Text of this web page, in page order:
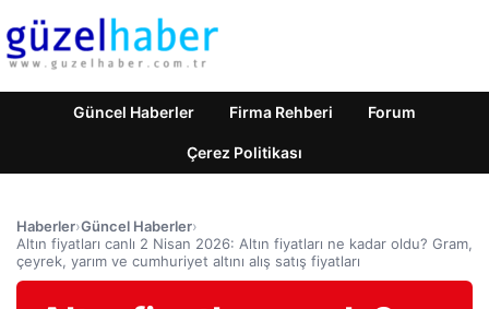
Güncel Haberler Firma Rehberi Forum
Çerez Politikası
Haberler›Güncel Haberler›
Altın fiyatları canlı 2 Nisan 2026: Altın fiyatları ne kadar oldu? Gram,
çeyrek, yarım ve cumhuriyet altını alış satış fiyatları